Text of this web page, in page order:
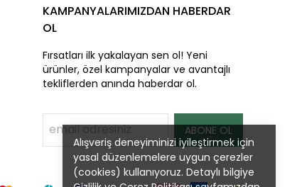
Alışveriş deneyiminizi iyileştirmek için
yasal düzenlemelere uygun çerezler
(cookies) kullanıyoruz. Detaylı bilgiye
KAMPANYALARIMIZDAN HABERDAR
OL
Fırsatları ilk yakalayan sen ol! Yeni
ürünler, özel kampanyalar ve avantajlı
tekliflerden anında haberdar ol.
ABONE OL